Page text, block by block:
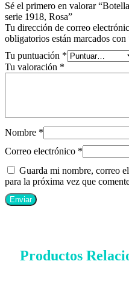
Sé el primero en valorar
serie 1918, Rosa”
Tu dirección de correo
obligatorios están marcados con
Tu puntuación *
Tu valoración *
Nombre *
Correo electrónico *
Guarda mi nombre, correo
para la próxima vez que
Productos